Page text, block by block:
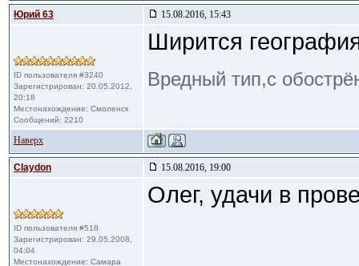
Юрий 63 15.08.2016, 15:43
ID пользователя #3240
Зарегистрирован: 20.05.2012,
20:18
Местонахождение: Смоленск
Сообщений: 2210
Ширится
Вредный тип,с
Наверх
Claydon 15.08.2016, 19:00
ID пользователя #518
Зарегистрирован: 29.05.2008,
04:04
Местонахождение: Самара
Олег, удачи в